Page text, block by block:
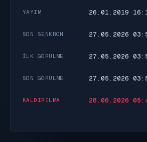
YAYIM 26.01.2019
SON SENKRON 27.05.2026
İLK GÖRÜLME 27.05.2026
SON GÖRÜLME 27.05.2026
KALDIRILMA 28.06.2026